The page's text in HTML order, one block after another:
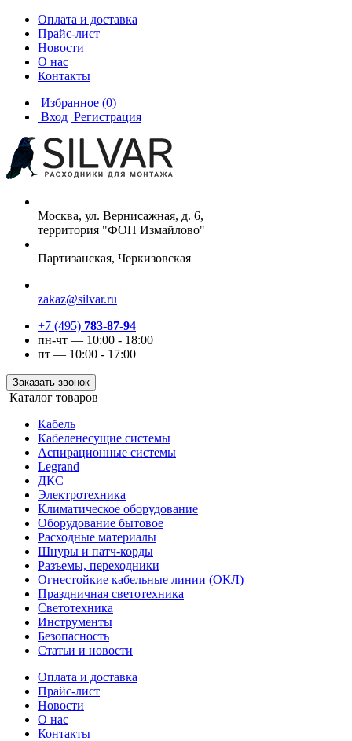
Оплата и доставка
Прайс-лист
Новости
О нас
Контакты
Избранное (0)
Вход Регистрация
Москва, ул. Вернисажная, д. 6,
территория "ФОП Измайлово"
Партизанская, Черкизовская
zakaz@silvar.ru
+7 (495) 783-87-94
пн-чт — 10:00 - 18:00
пт — 10:00 - 17:00
Заказать звонок
Каталог товаров
Кабель
Кабеленесущие системы
Аспирационные системы
Legrand
ДКС
Электротехника
Климатическое оборудование
Оборудование бытовое
Расходные материалы
Шнуры и патч-корды
Разъемы, переходники
Огнестойкие кабельные линии (ОКЛ)
Праздничная светотехника
Светотехника
Инструменты
Безопасность
Статьи и новости
Оплата и доставка
Прайс-лист
Новости
О нас
Контакты